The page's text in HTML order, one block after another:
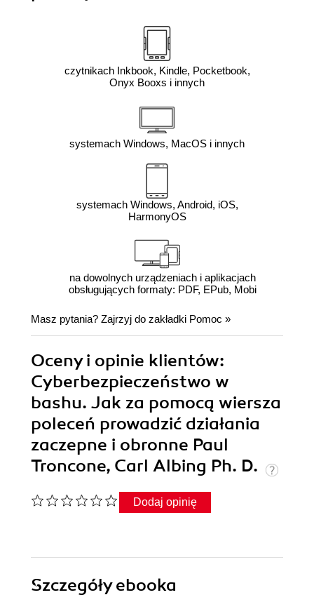
czytnikach Inkbook, Kindle, Pocketbook,
Onyx Booxs i innych
systemach Windows, MacOS i innych
systemach Windows, Android, iOS,
HarmonyOS
na dowolnych urządzeniach i aplikacjach
obsługujących formaty: PDF, EPub, Mobi
Masz pytania? Zajrzyj do zakładki Pomoc »
Oceny i opinie klientów:
Cyberbezpieczeństwo w
bashu. Jak za pomocą wiersza
poleceń prowadzić działania
zaczepne i obronne Paul
Troncone, Carl Albing Ph. D.
Dodaj opinię
Szczegółyebooka